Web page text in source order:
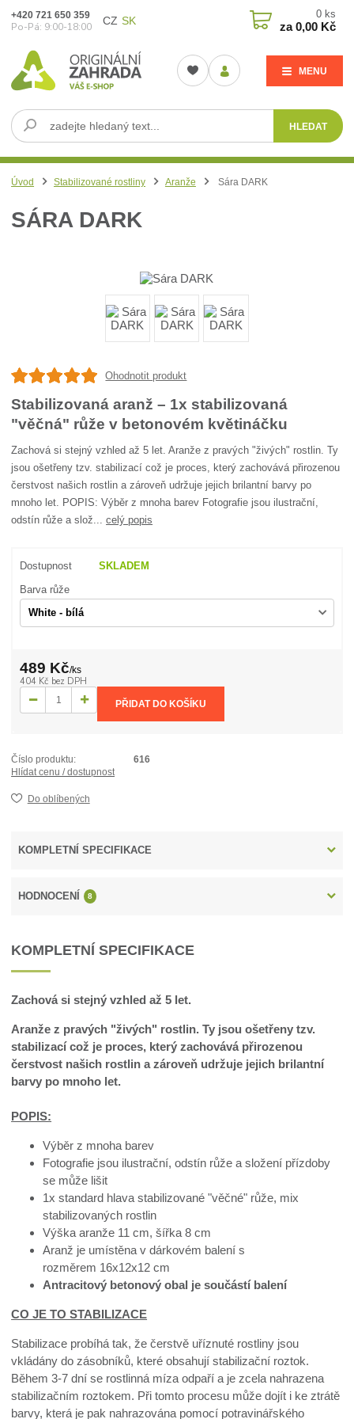
CZ SK
MENU
HLEDAT
+420 721 650 359
Po-Pá: 9:00-18:00
0 ks
za0,00 Kč
Úvod Stabilizované rostliny Aranže Sára DARK
SÁRA DARK
Ohodnotit produkt
Stabilizovaná aranž – 1x stabilizovaná
"věčná" růže v betonovém květináčku
Zachová si stejný vzhled až 5 let. Aranže z pravých "živých" rostlin. Ty
jsou ošetřeny tzv. stabilizací což je proces, který zachovává přirozenou
čerstvost našich rostlin a zároveň udržuje jejich brilantní barvy po
mnoho let. POPIS: Výběr z mnoha barev Fotografie jsou ilustrační,
odstín růže a slož...celý popis
Dostupnost SKLADEM
Barva růže
489 Kč/ks
404 Kč bez DPH
PŘIDAT DO KOŠÍKU
Číslo produktu:
616
Hlídat cenu / dostupnost
Do oblíbených
KOMPLETNÍ SPECIFIKACE
HODNOCENÍ 8
KOMPLETNÍ SPECIFIKACE
Zachová si stejný vzhled až 5 let.
Aranže z pravých "živých" rostlin. Ty jsou ošetřeny tzv.
stabilizací což je proces, který zachovává přirozenou
čerstvost našich rostlin a zároveň udržuje jejich brilantní
barvy po mnoho let.
POPIS:
Výběr z mnoha barev
Fotografie jsou ilustrační, odstín růže a složení přízdoby
se může lišit
1x standard hlava stabilizované "věčné" růže, mix
stabilizovaných rostlin
Výška aranže 11 cm, šířka 8 cm
Aranž je umístěna v dárkovém balení s
rozměrem 16x12x12 cm
Antracitový betonový obal je součástí balení
CO JE TO STABILIZACE
Stabilizace probíhá tak, že čerstvě uříznuté rostliny jsou
vkládány do zásobníků, které obsahují stabilizační roztok.
Během 3-7 dní se rostlinná míza odpaří a je zcela nahrazena
stabilizačním roztokem. Při tomto procesu může dojít i ke ztrátě
barvy, která je pak nahrazována pomocí potravinářského